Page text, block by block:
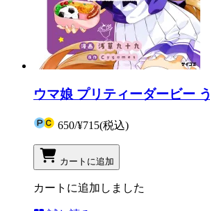
ウマ娘 プリティーダービー
650/¥715(税込)
カートに追加
カートに追加しました